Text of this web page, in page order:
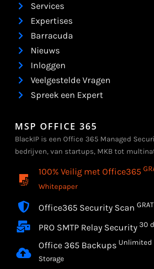
Services
Expertises
Barracuda
Nieuws
Inloggen
Veelgestelde Vragen
Spreek een Expert
MSP OFFICE 365
BlackIP is een Office 365 Managed
bedrijven, van startups, MKB tot
100% Veilig met Office365
Whitepaper
Office365 Security Scan
PRO SMTP Relay Security 30
Office 365 Backups Unlimited
Storage